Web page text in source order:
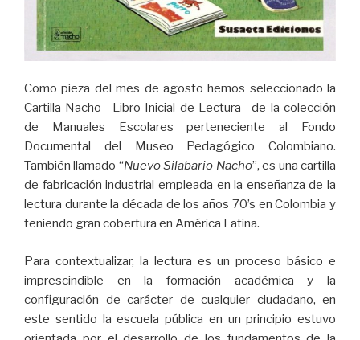
Como pieza del mes de agosto hemos seleccionado la
Cartilla Nacho –Libro Inicial de Lectura– de la colección
de Manuales Escolares perteneciente al Fondo
Documental del Museo Pedagógico Colombiano.
También llamado “Nuevo Silabario Nacho”, es una cartilla
de fabricación industrial empleada en la enseñanza de la
lectura durante la década de los años 70’s en Colombia y
teniendo gran cobertura en América Latina.
Para contextualizar, la lectura es un proceso básico e
imprescindible en la formación académica y la
configuración de carácter de cualquier ciudadano, en
este sentido la escuela pública en un principio estuvo